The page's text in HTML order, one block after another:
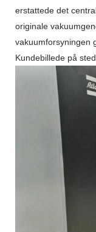
erstattede det
originale
vakuumforsyningen
Kundebillede på